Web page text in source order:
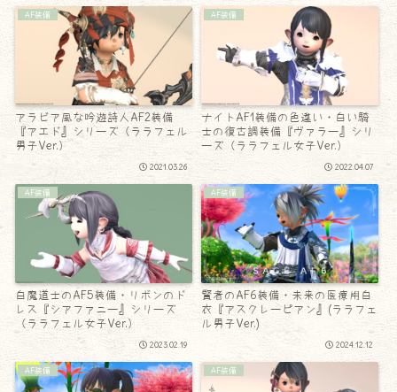
AF装備
アラビア風な吟遊詩人AF2装備
『アエド』シリーズ（ララフェル
男子Ver.）
2021.03.26
AF装備
ナイトAF1装備の色違い・白い騎
士の復古調装備『ヴァラー』シリ
ーズ（ララフェル女子Ver.）
2022.04.07
AF装備
白魔道士のAF5装備・リボンのド
レス『シアファニー』シリーズ
（ララフェル女子Ver.）
2023.02.19
AF装備
賢者のAF6装備・未来の医療用白
衣『アスクレーピアン』(ララフェ
ル男子Ver.)
2024.12.12
AF装備 AF装備